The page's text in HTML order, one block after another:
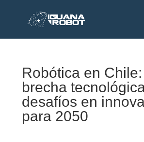
Robótica en
brecha
desafíos en
para 2050